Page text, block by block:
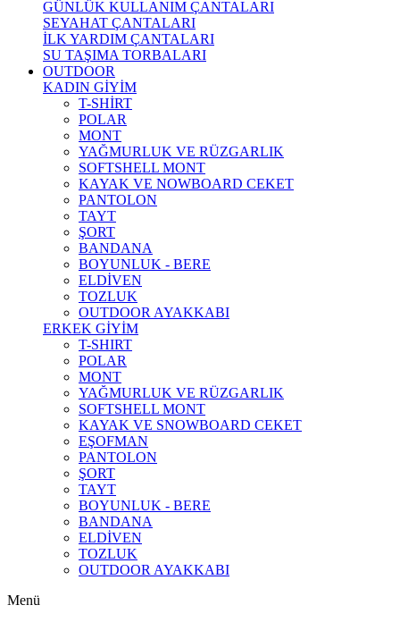
GÜNLÜK KULLANIM ÇANTALARI
SEYAHAT ÇANTALARI
İLK YARDIM ÇANTALARI
SU TAŞIMA TORBALARI
OUTDOOR
KADIN GİYİM
T-SHİRT
POLAR
MONT
YAĞMURLUK VE RÜZGARLIK
SOFTSHELL MONT
KAYAK VE NOWBOARD CEKET
PANTOLON
TAYT
ŞORT
BANDANA
BOYUNLUK - BERE
ELDİVEN
TOZLUK
OUTDOOR AYAKKABI
ERKEK GİYİM
T-SHIRT
POLAR
MONT
YAĞMURLUK VE RÜZGARLIK
SOFTSHELL MONT
KAYAK VE SNOWBOARD CEKET
EŞOFMAN
PANTOLON
ŞORT
TAYT
BOYUNLUK - BERE
BANDANA
ELDİVEN
TOZLUK
OUTDOOR AYAKKABI
Menü